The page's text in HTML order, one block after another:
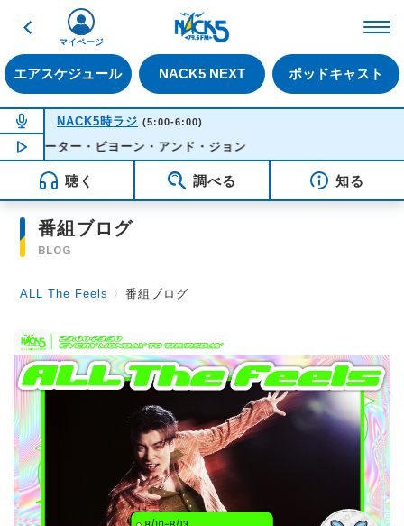
戻る
エアスケジュール NACK5 NEXT ポッドキャスト
マイページ
NOW ON AIR
NACK5時ラジ (5:00-6:00)
NOW PLAYING05:03
ピーター・ビヨーン・アンド・ジョン
聴く 調べる 知る
番組ブログ
BLOG
ALL The Feels 〉番組ブログ